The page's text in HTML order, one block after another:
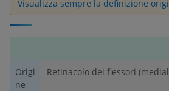
Visualizza sempre la definizione
Origi
ne
Retinacolo dei flessori